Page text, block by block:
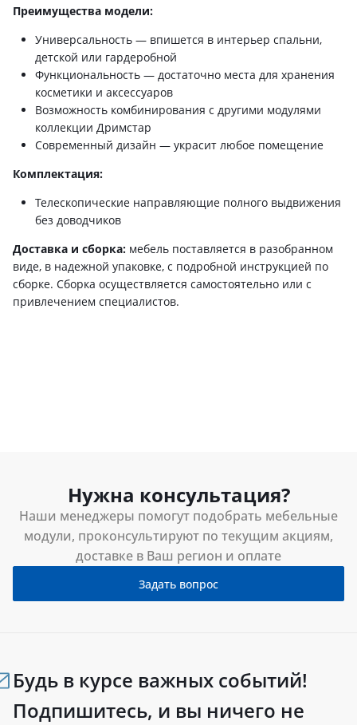
Преимущества модели:
Универсальность — впишется в интерьер спальни,
детской или гардеробной
Функциональность — достаточно места для хранения
косметики и аксессуаров
Возможность комбинирования с другими модулями
коллекции Дримстар
Современный дизайн — украсит любое помещение
Комплектация:
Телескопические направляющие полного выдвижения
без доводчиков
Доставка и сборка: мебель поставляется в разобранном
виде, в надежной упаковке, с подробной инструкцией по
сборке. Сборка осуществляется самостоятельно или с
привлечением специалистов.
Нужна консультация?
Наши менеджеры помогут подобрать мебельные
модули, проконсультируют по текущим акциям,
доставке в Ваш регион и оплате
Задать вопрос
Будь в курсе важных событий!
Подпишитесь, и вы ничего не